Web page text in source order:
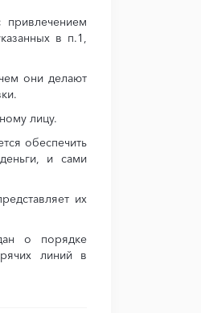
привлечением
в п.1,
они делают
лицу.
обеспечить
и сами
их
о порядке
линий в